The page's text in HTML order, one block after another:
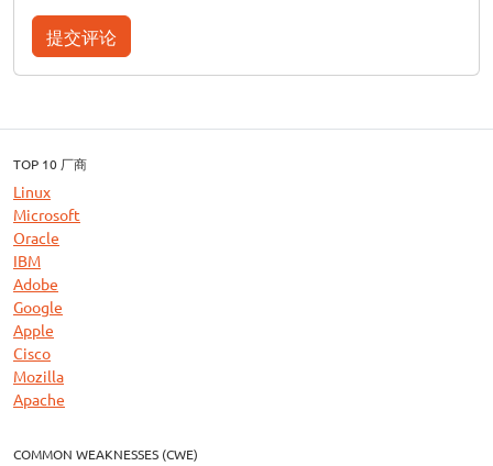
提交评论
TOP 10 厂商
Linux
Microsoft
Oracle
IBM
Adobe
Google
Apple
Cisco
Mozilla
Apache
COMMON WEAKNESSES (CWE)